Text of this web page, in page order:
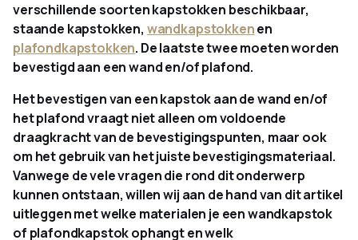
verschillende soorten kapstokken beschikbaar,
staande kapstokken, wandkapstokkenen
plafondkapstokken. De laatste twee moeten worden
bevestigd aan een wand en/of plafond.
Het bevestigen van een kapstok aan de wand en/of
het plafond vraagt niet alleen om voldoende
draagkracht van de bevestigingspunten, maar ook
om het gebruik van het juiste bevestigingsmateriaal.
Vanwege de vele vragen die rond dit onderwerp
kunnen ontstaan, willen wij aan de hand van dit artikel
uitleggen met welke materialen je een wandkapstok
of plafondkapstok ophangt en welk